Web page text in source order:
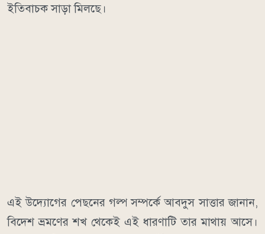
ইতিবাচক সাড়া মিলছে।
এই উদ্যোগের পেছনের গল্প সম্পর্কে আবদুস সাত্তার জানান,
বিদেশ ভ্রমণের শখ থেকেই এই ধারণাটি তার মাথায় আসে।